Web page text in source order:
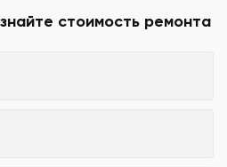
стоимость ремонта